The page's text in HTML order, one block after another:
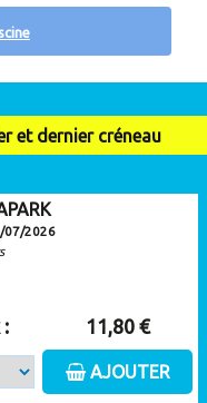
et dernier créneau
07/2026
: 11,80 €
AJOUTER